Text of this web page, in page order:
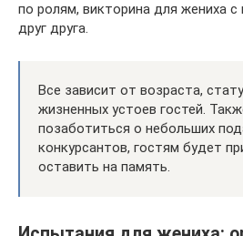
по ролям, викторина для жениха с
друг друга.
Все зависит от возраста,
жизненных устоев гостей.
позаботиться о небольших
конкурсантов, гостям будет
оставить на память.